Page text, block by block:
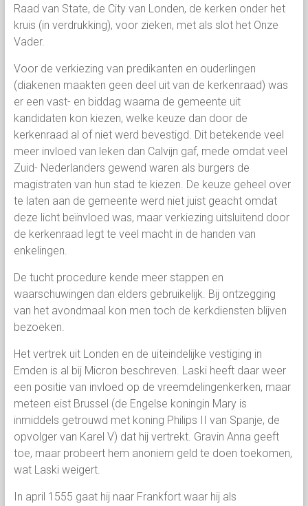
Raad van State, de City van Londen, de kerken onder het
kruis (in verdrukking), voor zieken, met als slot het Onze
Vader.
Voor de verkiezing van predikanten en ouderlingen
(diakenen maakten geen deel uit van de kerkenraad) was
er een vast- en biddag waarna de gemeente uit
kandidaten kon kiezen, welke keuze dan door de
kerkenraad al of niet werd bevestigd. Dit betekende veel
meer invloed van leken dan Calvijn gaf, mede omdat veel
Zuid- Nederlanders gewend waren als burgers de
magistraten van hun stad te kiezen. De keuze geheel over
te laten aan de gemeente werd niet juist geacht omdat
deze licht beïnvloed was, maar verkiezing uitsluitend door
de kerkenraad legt te veel macht in de handen van
enkelingen.
De tucht procedure kende meer stappen en
waarschuwingen dan elders gebruikelijk. Bij ontzegging
van het avondmaal kon men toch de kerkdiensten blijven
bezoeken.
Het vertrek uit Londen en de uiteindelijke vestiging in
Emden is al bij Micron beschreven. Laski heeft daar weer
een positie van invloed op de vreemdelingenkerken, maar
meteen eist Brussel (de Engelse koningin Mary is
inmiddels getrouwd met koning Philips II van Spanje, de
opvolger van Karel V) dat hij vertrekt. Gravin Anna geeft
toe, maar probeert hem anoniem geld te doen toekomen,
wat Laski weigert.
In april 1555 gaat hij naar Frankfort waar hij als